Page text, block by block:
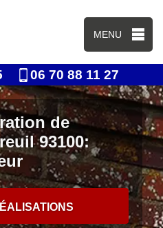
MENU
06 70 88 11 27
de
93100: